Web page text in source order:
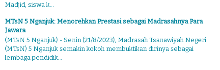
Madjid, siswa k...
MTsN 5 Nganjuk: Menorehkan Prestasi sebagai Madrasahnya Para
Jawara
(MTsN 5 Nganjuk) - Senin (21/8/2023), Madrasah Tsanawiyah Negeri
(MTsN) 5 Nganjuk semakin kokoh membuktikan dirinya sebagai
lembaga pendidik...